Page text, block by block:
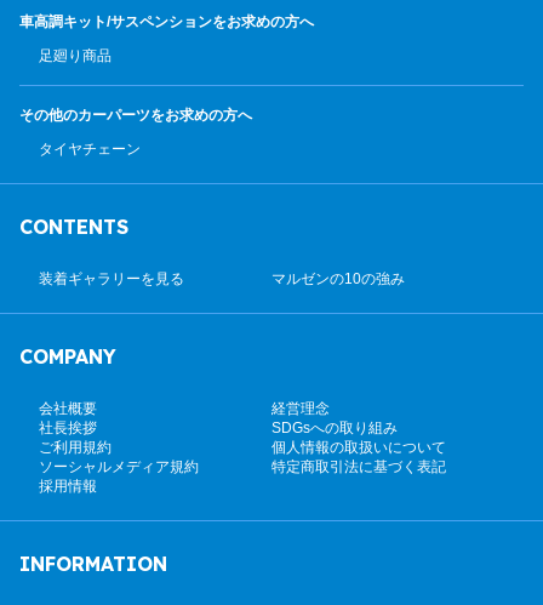
車高調キット/サスペンションをお求めの方へ
足廻り商品
その他のカーパーツをお求めの方へ
タイヤチェーン
CONTENTS
装着ギャラリーを見る マルゼンの10の強み
COMPANY
会社概要
経営理念
社長挨拶
SDGsへの取り組み
ご利用規約
個人情報の取扱いについて
ソーシャルメディア規約
特定商取引法に基づく表記
採用情報
INFORMATION